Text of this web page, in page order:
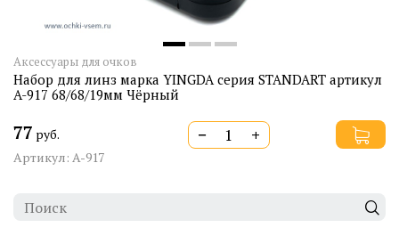
Аксессуары для очков
Набор для линз марка YINGDA серия STANDART артикул
A-917 68/68/19мм Чёрный
77 руб. − +
Артикул: A-917